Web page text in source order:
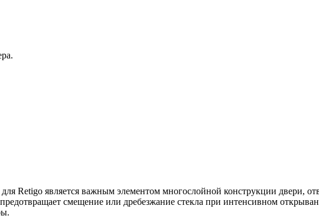
Retigo является важным элементом многослойной конструкции двери,
смещение или дребезжание стекла при интенсивном